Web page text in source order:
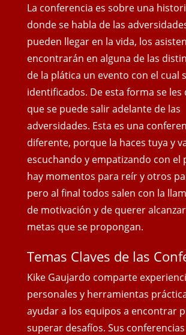
La conferencia es sobre una
donde se habla de las
pueden llegar en la vida, los
encontrarán en alguna de las
de la plática un evento con el cual
identificados. De esta forma se les
que se puede salir adelante de las
adversidades. Esta es una
diferente, porque la haces tuya y
escuchando y empatizando con el
hay momentos para reír y otros
pero al final todos salen con la
de motivación y de querer
metas que se propongan.
Temas Claves de las
Kike Gaujardo comparte
personales y herramientas
ayudar a los equipos a encontrar
superar desafíos. Sus